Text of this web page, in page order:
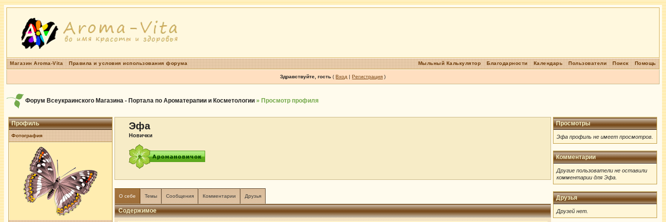
Магазин Aroma-Vita Правила и условия использования форума Помощь
Поиск
Пользователи
Календарь
Благодарности
Мыльный Калькулятор
Здравствуйте, гость (Вход |Регистрация )
Форум Всеукраинского Магазина - Портала по Ароматерапии и Косметологии » Просмотр профиля
Профиль
Фотография
Эфа
Новички
О себе Темы Сообщения Комментарии Друзья
Содержимое
Просмотры
Эфа профиль не имеет просмотров.
Комментарии
Другие пользователи не оставили
комментарии для Эфа.
Друзья
Друзей нет.